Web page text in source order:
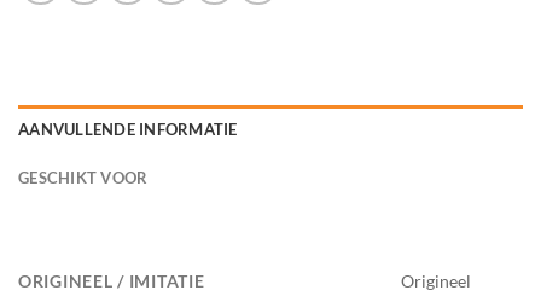
AANVULLENDE INFORMATIE
GESCHIKT VOOR
ORIGINEEL / IMITATIE Origineel